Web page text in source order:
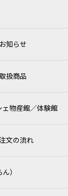
お知らせ
扱商品
ェ物産館／体験館
文の流れ
）